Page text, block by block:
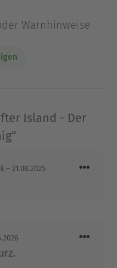
hat.
Zwillingen und
in Arizona. Mit
der Auftakt
bei ONE!
Warnhinweise
Island - Der
– 21.08.2025